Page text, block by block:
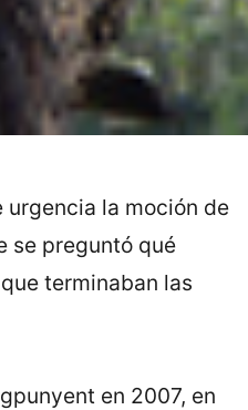
urgencia la moción de
se preguntó qué
terminaban las
en 2007, en